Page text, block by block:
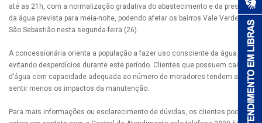
até as 21h, com a normalização gradativa do abastecimento e da pressão
da água prevista para meia-noite, podendo afetar os bairros Vale Verde e
São Sebastião nesta segunda-feira (26).
A concessionária orienta a população a fazer uso consciente da água,
evitando desperdícios durante este período. Clientes que possuem caixas
d’água com capacidade adequada ao número de moradores tendem a
sentir menos os impactos da manutenção.
Para mais informações ou esclarecimento de dúvidas, os clientes podem